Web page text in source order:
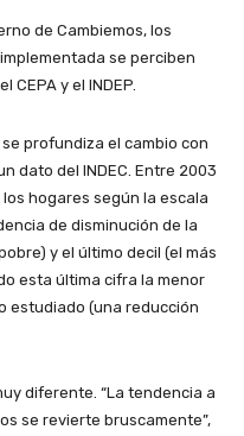
de Cambiemos, los
se perciben
CEPA y el INDEP.
profundiza el cambio con
dato del INDEC. Entre 2003
hogares según la escala
de disminución de la
y el último decil (el más
esta última cifra la menor
estudiado (una reducción
diferente. “La tendencia a
se revierte bruscamente”,